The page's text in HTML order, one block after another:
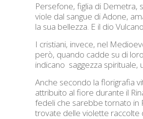
Persefone, figlia di Demetra,
viole dal sangue di Adone,
la sua bellezza. E il dio
I cristiani, invece, nel
però, quando cadde su di
indicano saggezza spirituale,
Anche secondo la florigrafia
attribuito al fiore durante il
fedeli che sarebbe tornato in
trovate delle violette raccolte